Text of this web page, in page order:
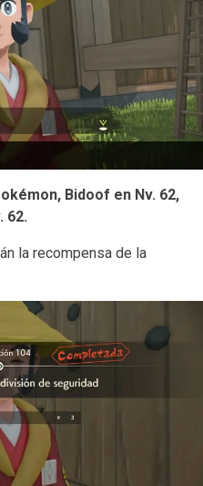
Bidoof en Nv. 62,
62.
la recompensa de la